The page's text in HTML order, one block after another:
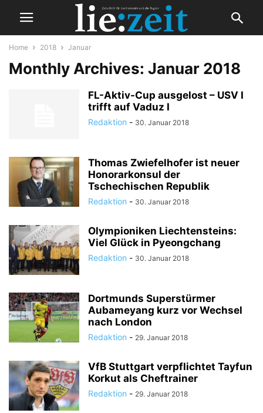
Home 2018 Januar
Monthly Archives: Januar 2018
FL-Aktiv-Cup ausgelost – USV I
trifft auf Vaduz I
Redaktion - 30. Januar 2018
Thomas Zwiefelhofer ist neuer
Honorarkonsul der
Tschechischen Republik
Redaktion - 30. Januar 2018
Olympioniken Liechtensteins:
Viel Glück in Pyeongchang
Redaktion - 30. Januar 2018
Dortmunds Superstürmer
Aubameyang kurz vor Wechsel
nach London
Redaktion - 29. Januar 2018
VfB Stuttgart verpflichtet Tayfun
Korkut als Cheftrainer
Redaktion - 29. Januar 2018